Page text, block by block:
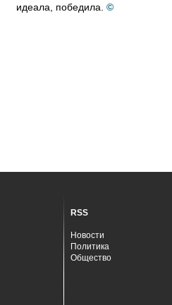
идеала, победила. ©
RSS
Новости
Политика
Общество